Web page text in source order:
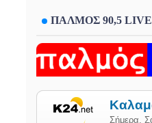
ΠΑΛΜΟΣ 90,5 LIVE